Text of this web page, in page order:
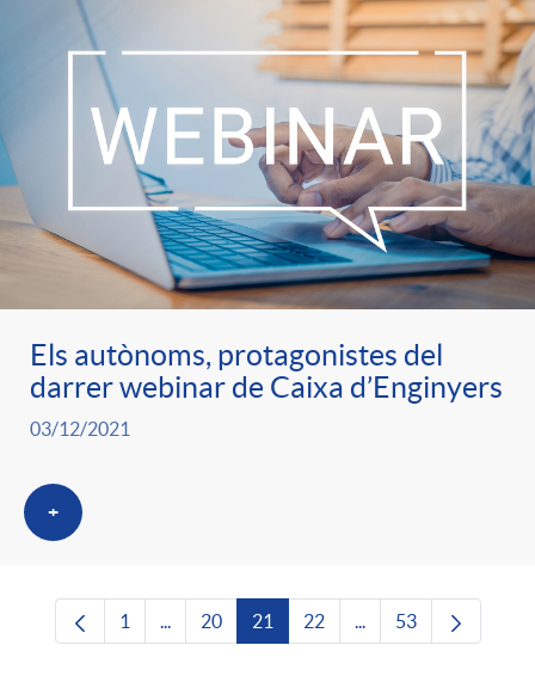
Els autònoms, protagonistes del
darrer webinar de Caixa d’Enginyers
03/12/2021
+
Pàgina
1 ...Pàgines intermèdies Utilitzeu TAB per
Pàgina
20 Pàgina
21 Pàgina
22 ...Pàgines intermèdies
Pàgina
53